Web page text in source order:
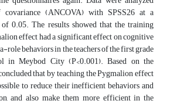
covariance (ANCOVA) with SPSS26 at a
0.05. The results showed that the training
effect had a significant effect on cognitive
role behaviors in the teachers of the first grade
in Meybod City (P<0.001). Based on the
that by teaching the Pygmalion effect
to reduce their inefficient behaviors and
and also make them more efficient in the